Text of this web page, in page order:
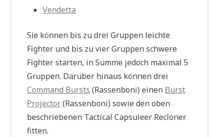
Vendetta
Sie können bis zu drei Gruppen leichte
Fighter und bis zu vier Gruppen schwere
Fighter starten, in Summe jedoch maximal 5
Gruppen. Darüber hinaus können drei
Command Bursts (Rassenboni) einen Burst
Projector(Rassenboni) sowie den oben
beschriebenen Tactical Capsuleer Recloner
fitten.